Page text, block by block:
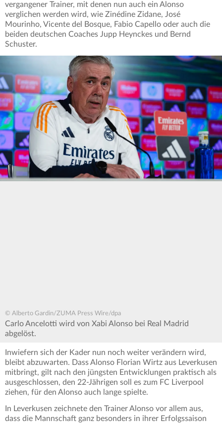
vergangener Trainer, mit denen nun auch ein Alonso
verglichen werden wird, wie Zinédine Zidane, José
Mourinho, Vicente del Bosque, Fabio Capello oder auch die
beiden deutschen Coaches Jupp Heynckes und Bernd
Schuster.
© Alberto Gardin/ZUMA Press Wire/dpa
Carlo Ancelotti wird von Xabi Alonso bei Real Madrid
abgelöst.
Inwiefern sich der Kader nun noch weiter verändern wird,
bleibt abzuwarten. Dass Alonso Florian Wirtz aus Leverkusen
mitbringt, gilt nach den jüngsten Entwicklungen praktisch als
ausgeschlossen, den 22-Jährigen soll es zum FC Liverpool
ziehen, für den Alonso auch lange spielte.
In Leverkusen zeichnete den Trainer Alonso vor allem aus,
dass die Mannschaft ganz besonders in ihrer Erfolgssaison